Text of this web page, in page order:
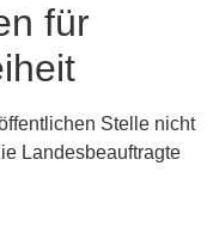
für
Stelle nicht
Landesbeauftragte